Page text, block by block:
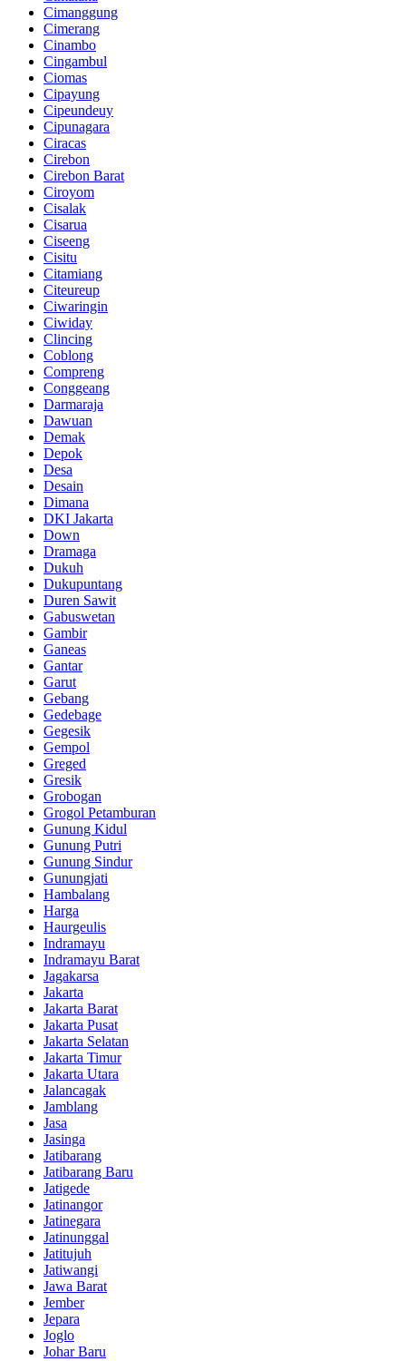
Cimanggung
Cimerang
Cinambo
Cingambul
Ciomas
Cipayung
Cipeundeuy
Cipunagara
Ciracas
Cirebon
Cirebon Barat
Ciroyom
Cisalak
Cisarua
Ciseeng
Cisitu
Citamiang
Citeureup
Ciwaringin
Ciwiday
Clincing
Coblong
Compreng
Conggeang
Darmaraja
Dawuan
Demak
Depok
Desa
Desain
Dimana
DKI Jakarta
Down
Dramaga
Dukuh
Dukupuntang
Duren Sawit
Gabuswetan
Gambir
Ganeas
Gantar
Garut
Gebang
Gedebage
Gegesik
Gempol
Greged
Gresik
Grobogan
Grogol Petamburan
Gunung Kidul
Gunung Putri
Gunung Sindur
Gunungjati
Hambalang
Harga
Haurgeulis
Indramayu
Indramayu Barat
Jagakarsa
Jakarta
Jakarta Barat
Jakarta Pusat
Jakarta Selatan
Jakarta Timur
Jakarta Utara
Jalancagak
Jamblang
Jasa
Jasinga
Jatibarang
Jatibarang Baru
Jatigede
Jatinangor
Jatinegara
Jatinunggal
Jatitujuh
Jatiwangi
Jawa Barat
Jember
Jepara
Joglo
Johar Baru